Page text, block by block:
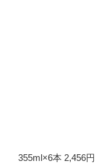
355ml×6本 2,456円